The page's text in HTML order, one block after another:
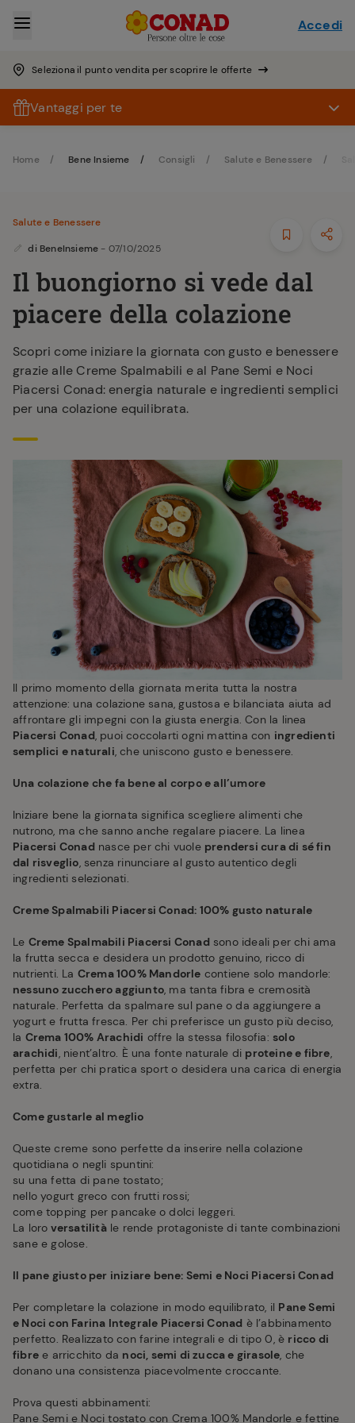
Seleziona il punto vendita per scoprire le offerte
Accedi
Vantaggi per te
Home Bene Insieme Consigli Salute e Benessere
Salute e Benessere
di BeneInsieme - 07/10/2025
Il buongiorno si vede dal
piacere della colazione
Scopri come iniziare la giornata con gusto e benessere
grazie alle Creme Spalmabili e al Pane Semi e Noci
Piacersi Conad: energia naturale e ingredienti semplici
per una colazione equilibrata.
Il primo momento della giornata merita tutta la nostra
attenzione: una colazione sana, gustosa e bilanciata aiuta ad
affrontare gli impegni con la giusta energia. Con la linea
Piacersi Conad, puoi coccolarti ogni mattina con ingredienti
semplici e naturali, che uniscono gusto e benessere.
Una colazione che fa bene al corpo e all’umore
Iniziare bene la giornata significa scegliere alimenti che
nutrono, ma che sanno anche regalare piacere. La linea
Piacersi Conad nasce per chi vuole prendersi cura di sé fin
dal risveglio, senza rinunciare al gusto autentico degli
ingredienti selezionati.
Creme Spalmabili Piacersi Conad: 100% gusto naturale
Le Creme Spalmabili Piacersi Conad sono ideali per chi ama
la frutta secca e desidera un prodotto genuino, ricco di
nutrienti. La Crema 100% Mandorle contiene solo mandorle:
nessuno zucchero aggiunto, ma tanta fibra e cremosità
naturale. Perfetta da spalmare sul pane o da aggiungere a
yogurt e frutta fresca. Per chi preferisce un gusto più deciso,
la Crema 100% Arachidi offre la stessa filosofia: solo
arachidi, nient’altro. È una fonte naturale di proteine e fibre,
perfetta per chi pratica sport o desidera una carica di energia
extra.
Come gustarle al meglio
Queste creme sono perfette da inserire nella colazione
quotidiana o negli spuntini:
su una fetta di pane tostato;
nello yogurt greco con frutti rossi;
come topping per pancake o dolci leggeri.
La loro versatilitàle rende protagoniste di tante combinazioni
sane e golose.
Il pane giusto per iniziare bene: Semi e Noci Piacersi Conad
Per completare la colazione in modo equilibrato, il Pane Semi
e Noci con Farina Integrale Piacersi Conad è l’abbinamento
perfetto. Realizzato con farine integrali e di tipo 0, è ricco di
fibre e arricchito da noci, semi di zucca e girasole, che
donano una consistenza piacevolmente croccante.
Prova questi abbinamenti:
Pane Semi e Noci tostato con Crema 100% Mandorle e fettine